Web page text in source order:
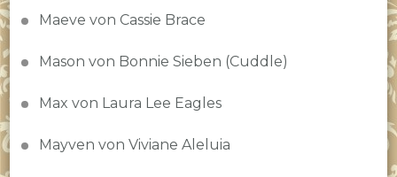
Maeve von Cassie Brace
Mason von Bonnie Sieben (Cuddle)
Max von Laura Lee Eagles
Mayven von Viviane Aleluia